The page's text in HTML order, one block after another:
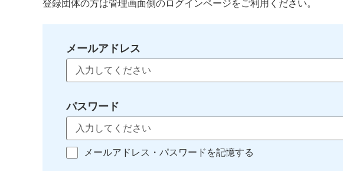
登録団体の方は管理画面側のログインページをご利用ください。
メールアドレス
パスワード
メールアドレス・パスワードを記憶する